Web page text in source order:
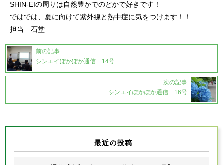
SHIN-EIの周りは自然豊かでのどかで好きです！
ではでは、夏に向けて紫外線と熱中症に気をつけます！！
担当 石堂
前の記事
シンエイぽかぽか通信 14号
次の記事
シンエイぽかぽか通信 16号
最近の投稿